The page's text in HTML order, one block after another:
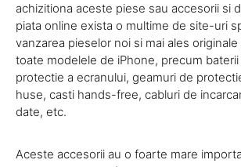
achizitiona aceste piese sau accesorii si
piata online exista o multime de site-uri
vanzarea pieselor noi si mai ales
toate modelele de iPhone, precum
protectie a ecranului, geamuri de
huse, casti hands-free, cabluri de
date, etc.
Aceste accesorii au o foarte mare